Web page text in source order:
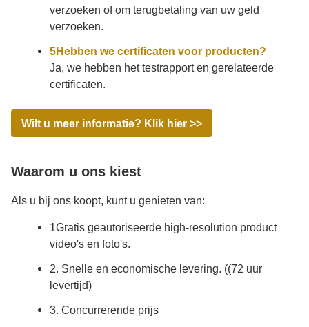
verzoeken of om terugbetaling van uw geld
verzoeken.
5Hebben we certificaten voor producten?
Ja, we hebben het testrapport en gerelateerde
certificaten.
Wilt u meer informatie? Klik hier >>
Waarom u ons kiest
Als u bij ons koopt, kunt u genieten van:
1Gratis geautoriseerde high-resolution product
video's en foto's.
2. Snelle en economische levering. ((72 uur
levertijd)
3. Concurrerende prijs